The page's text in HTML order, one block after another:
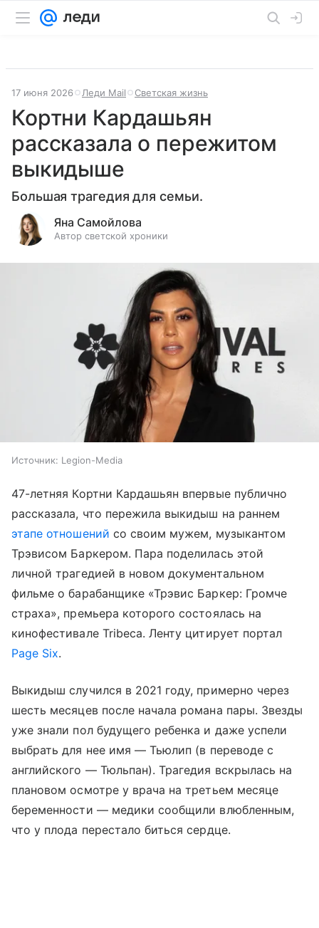
17 июня 2026 Леди Mail Светская жизнь
Кортни Кардашьян
рассказала о пережитом
выкидыше
Большая трагедия для семьи.
Яна Самойлова
Автор светской хроники
Источник: Legion-Media
47-летняя Кортни Кардашьян впервые публично
рассказала, что пережила выкидыш на раннем
этапе отношений со своим мужем, музыкантом
Трэвисом Баркером. Пара поделилась этой
личной трагедией в новом документальном
фильме о барабанщике «Трэвис Баркер: Громче
страха», премьера которого состоялась на
кинофестивале Tribeca. Ленту цитирует портал
Page Six.
Выкидыш случился в 2021 году, примерно через
шесть месяцев после начала романа пары. Звезды
уже знали пол будущего ребенка и даже успели
выбрать для нее имя — Тьюлип (в переводе с
английского — Тюльпан). Трагедия вскрылась на
плановом осмотре у врача на третьем месяце
беременности — медики сообщили влюбленным,
что у плода перестало биться сердце.